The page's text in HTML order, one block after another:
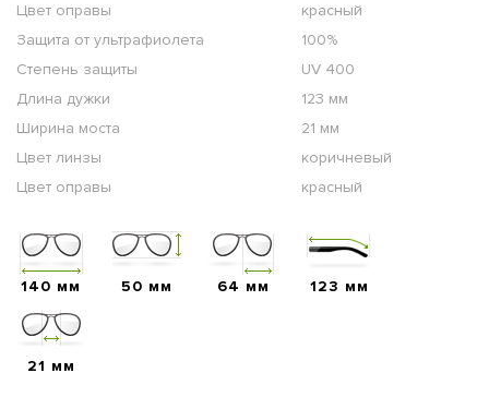
Цвет оправы
красный
Защита от ультрафиолета
100%
Степень защиты
UV 400
Длина дужки
123 мм
Ширина моста
21 мм
Цвет линзы
коричневый
Цвет оправы
красный
140 мм 50 мм 64 мм 123 мм
21 мм